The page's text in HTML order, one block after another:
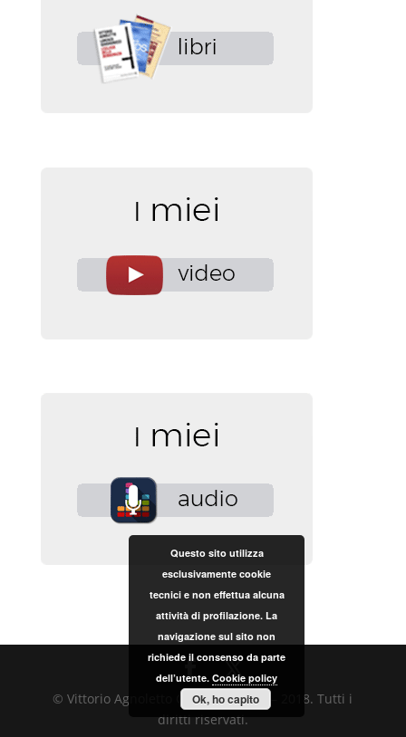
© Vittorio Agnoletto Copyright 2017 – 2018. Tutti i
diritti riservati.
Questo sito utilizza
esclusivamente cookie
tecnici e non effettua alcuna
attività di profilazione. La
navigazione sul sito non
richiede il consenso da parte
dell’utente. Cookie policy
Ok, ho capito